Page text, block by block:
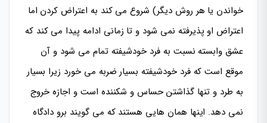
خواندن یا هر روش دیگر) شروع می کند به اعتراض کردن اما
اعتراض او پذیرفته نمی شود و تا زمانی ادامه پیدا می کند که
عشق وابسته نسبت به فرد خودشیفته تمام می شود و آن
موقع است که فرد خودشیفته بسیار ضربه می خورد زیرا بسیار
به طرد و تنها گذاشتن حساس و شکننده است و اجازه خروج
نمی دهد. اینها همان هایی هستند که می گویند برو دادگاه